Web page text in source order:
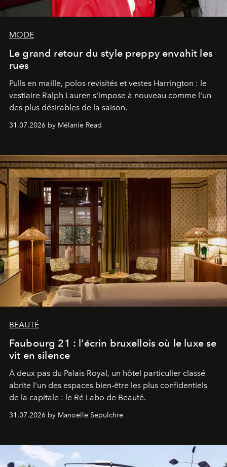
MODE
Le grand retour du style preppy envahit les
rues
Pulls en maille, polos revisités et vestes Harrington : le
vestiaire Ralph Lauren s'impose à nouveau comme l'un
des plus désirables de la saison.
31.07.2026 by Mélanie Read
BEAUTÉ
Faubourg 21 : l'écrin bruxellois où le luxe se
vit en silence
À deux pas du Palais Royal, un hôtel particulier classé
abrite l'un des espaces bien-être les plus confidentiels
de la capitale : le Ré Labo de Beauté.
31.07.2026 by Manoëlle Sepulchre